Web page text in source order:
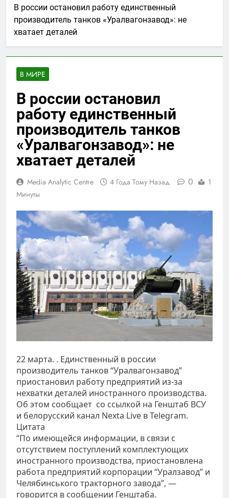
В россии остановил работу единственный
производитель танков «Уралвагонзавод»: не
хватает деталей
В МИРЕ
В россии остановил
работу единственный
производитель танков
«Уралвагонзавод»: не
хватает деталей
Media Analytic Centre 4 Года Тому Назад 0
1
Минуты
22 марта. . Единственный в россии
производитель танков “Уралвагонзавод”
приостановил работу предприятий из-за
нехватки деталей иностранного производства.
Об этом сообщает со ссылкой на Генштаб ВСУ
и белорусский канал Nexta Live в Telegram.
Цитата
“По имеющейся информации, в связи с
отсутствием поступлений комплектующих
иностранного производства, приостановлена
работа предприятий корпорации “Уралзавод” и
Челябинського тракторного завода”, —
говорится в сообщении Генштаба.